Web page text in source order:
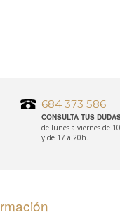
684 373 586
CONSULTA TUS
de lunes a viernes de
y de 17 a 20h.